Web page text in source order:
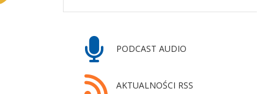
PODCAST AUDIO
AKTUALNOŚCI RSS